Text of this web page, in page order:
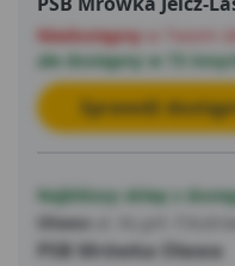
Niedostępny
ale dostępny w 73
Sprawdź
Najbliższy sklep z
Oława
PSB Mrówka Oława